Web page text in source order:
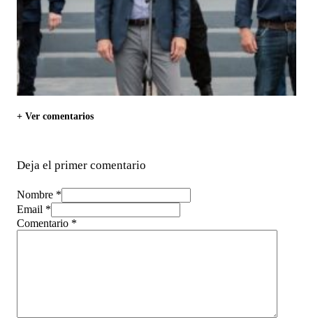
+ Ver comentarios
Deja el primer comentario
Nombre *
Email *
Comentario *